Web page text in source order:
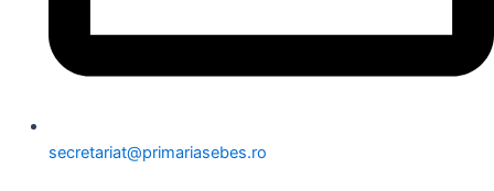
secretariat@primariasebes.ro